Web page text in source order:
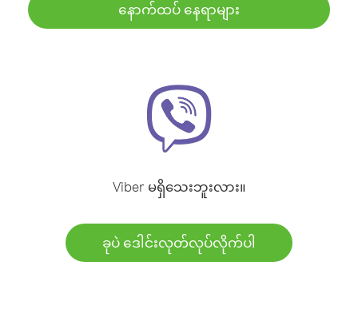
နောက်ထပ် နေရာများ
Viber မရှိသေးဘူးလား။
ခုပဲ ဒေါင်းလုတ်လုပ်လိုက်ပါ